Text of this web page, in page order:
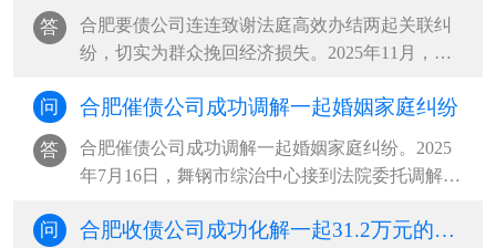
料缺位、自身患病疏于管护为由，诉至法院请求
变更抚养权。同时，主张自身经济···
答
合肥要债公司连连致谢法庭高效办结两起关联纠
纷，切实为群众挽回经济损失。2025年11月，被
由无驾驶证的阿某驾驶，途中发生交通事故导致
车辆受损。一场车祸牵出两起纠纷。一是车辆租
赁合同纠纷：车辆出租方多次上门···
问 合肥催债公司成功调解一起婚姻家庭纠纷
答
合肥催债公司成功调解一起婚姻家庭纠纷。2025
年7月16日，舞钢市综治中心接到法院委托调解一
婚后共同生育一女，双方长期因财务分配、生活
问 合肥收债公司成功化解一起31.2万元的民间借贷纠纷，有效化解群众经济矛盾